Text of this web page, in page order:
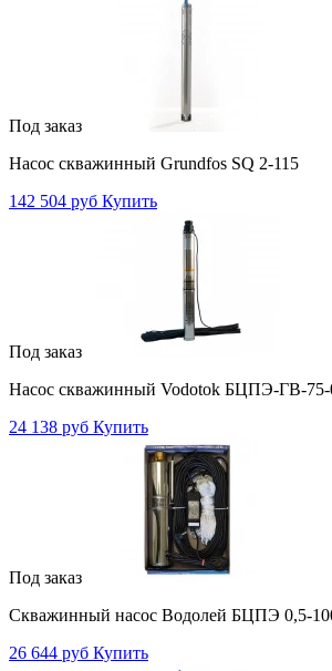
Под заказ
Насос скважинный Grundfos SQ 2-115
142 504 руб Купить
Под заказ
Насос скважинный Vodotok БЦПЭ-ГВ-
24 138 руб Купить
Под заказ
Скважинный насос Водолей БЦПЭ 0,5-
26 644 руб Купить